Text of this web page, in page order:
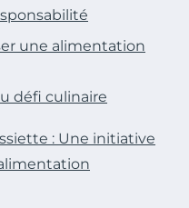
une alimentation
défi culinaire
: Une initiative